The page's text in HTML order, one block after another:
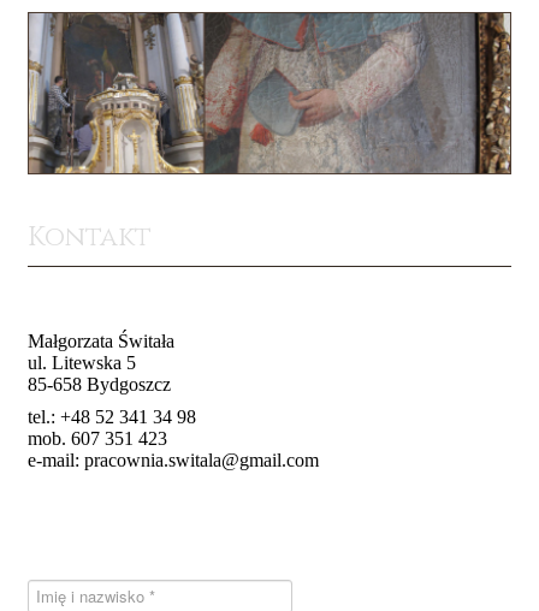
Kontakt
Małgorzata Świtała
ul. Litewska 5
85-658 Bydgoszcz
tel.: +48 52 341 34 98
mob. 607 351 423
e-mail: pracownia.switala@gmail.com